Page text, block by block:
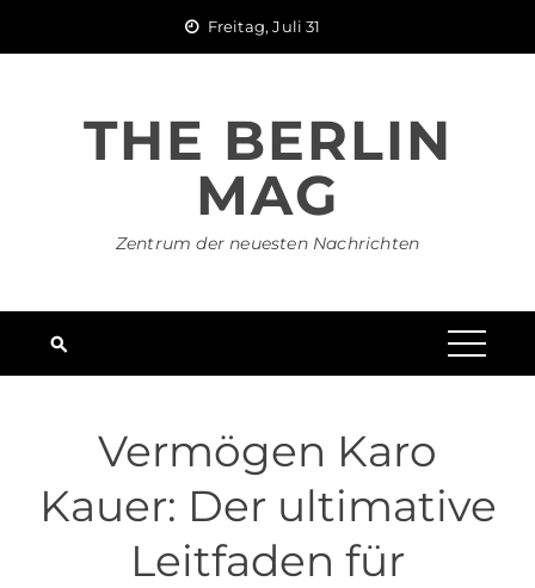
Freitag, Juli 31
THE BERLIN
MAG
Zentrum der neuesten Nachrichten
Vermögen Karo
Kauer: Der ultimative
Leitfaden für